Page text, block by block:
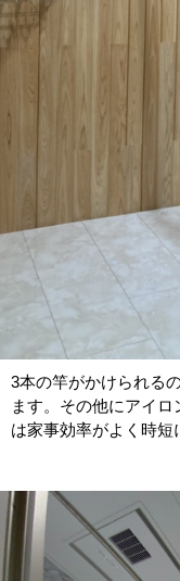
3本の竿がかけられる
ます。その他にアイ
は家事効率がよく時短